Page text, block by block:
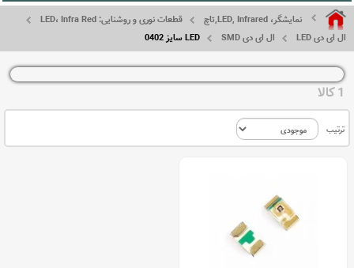
نمایشگر، LED, Infrared,تاچ
قطعات نوری و روشنایی: LED، Infra Red
ال ای دی LED
ال ای دی SMD LED سایز 0402
1 کالا
ترتیب